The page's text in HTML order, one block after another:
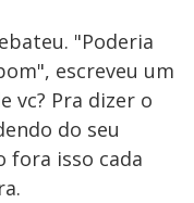
"Poderia
escreveu um
vc? Pra dizer o
do seu
fora isso cada